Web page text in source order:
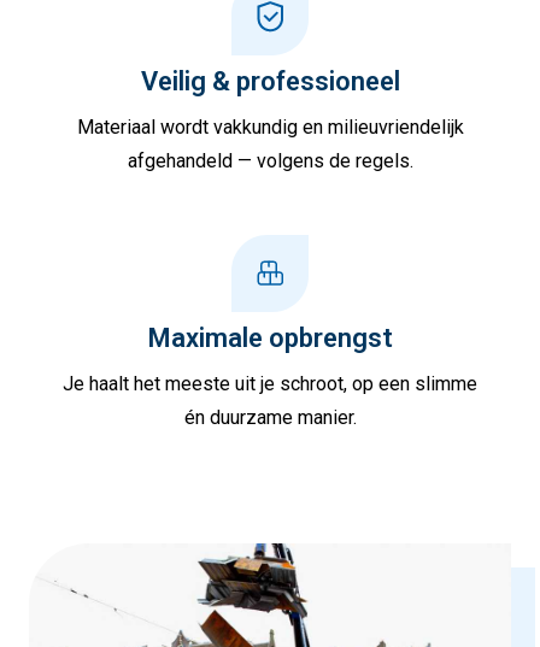
Veilig & professioneel
Materiaal wordt vakkundig en milieuvriendelijk
afgehandeld — volgens de regels.
Maximale opbrengst
Je haalt het meeste uit je schroot, op een slimme
én duurzame manier.